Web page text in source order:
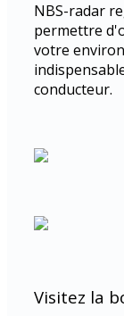
NBS-radar
permettre
votre
conducteur.
Visitez la